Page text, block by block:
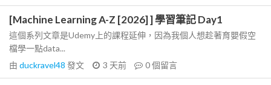
[Machine Learning A-Z [2026] ] 學習筆記 Day1
這個系列文章是Udemy上的課程延伸，因為我個人想趁著育嬰假空
檔學一點data...
由 duckravel48 發文 3 天前 0個留言